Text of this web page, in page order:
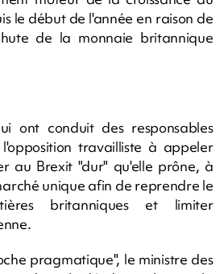
le début de l'année en raison de
de la monnaie britannique
ont conduit des responsables
travailliste à appeler
au Brexit "dur" qu'elle prône, à
unique afin de reprendre le
britanniques et limiter
pragmatique", le ministre des